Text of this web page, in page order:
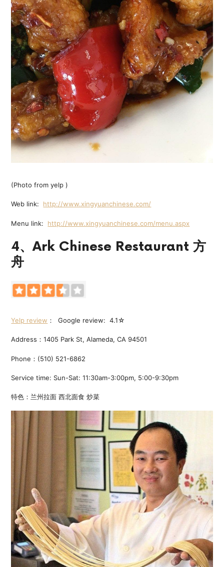
(Photo from yelp )
Web link: http://www.xingyuanchinese.com/
Menu link: http://www.xingyuanchinese.com/menu.aspx
4、Ark Chinese Restaurant 方
舟
Yelp review ： Google review: 4.1☆
Address：1405 Park St, Alameda, CA 94501
Phone：(510) 521-6862
Service time: Sun-Sat: 11:30am-3:00pm, 5:00-9:30pm
特色：兰州拉面 西北面食 炒菜